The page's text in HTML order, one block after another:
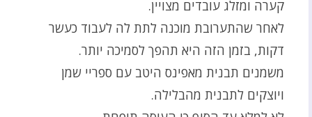
קערה ומזלג עובדים מצויין.
לאחר שהתערובת מוכנה לתת לה לעבוד כעשר
דקות, בזמן הזה היא תהפך לסמיכה יותר.
משמנים תבנית מאפינס היטב עם ספריי שמן
ויוצקים לתבנית מהבלילה.